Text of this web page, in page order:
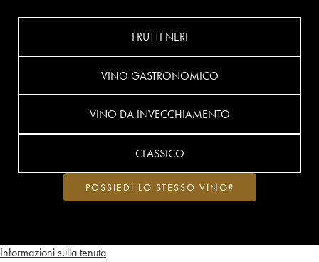
Informazioni sulla tenuta
FRUTTI NERI
VINO GASTRONOMICO
VINO DA INVECCHIAMENTO
CLASSICO
POSSIEDI LO STESSO VINO?